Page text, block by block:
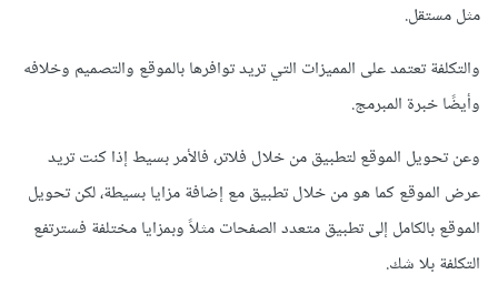
مثل مستقل.
والتكلفة تعتمد على المميزات التي تريد توافرها بالموقع والتصميم وخلافه
وأيضًا خبرة المبرمج.
وعن تحويل الموقع لتطبيق من خلال فلاتر، فالأمر بسيط إذا كنت تريد
عرض الموقع كما هو من خلال تطبيق مع إضافة مزايا بسيطة، لكن تحويل
الموقع بالكامل إلى تطبيق متعدد الصفحات مثلاً وبمزايا مختلفة فسترتفع
التكلفة بلا شك.